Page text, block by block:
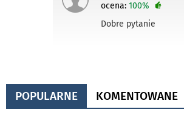
ocena: 100%
Dobre pytanie
POPULARNE KOMENTOWANE